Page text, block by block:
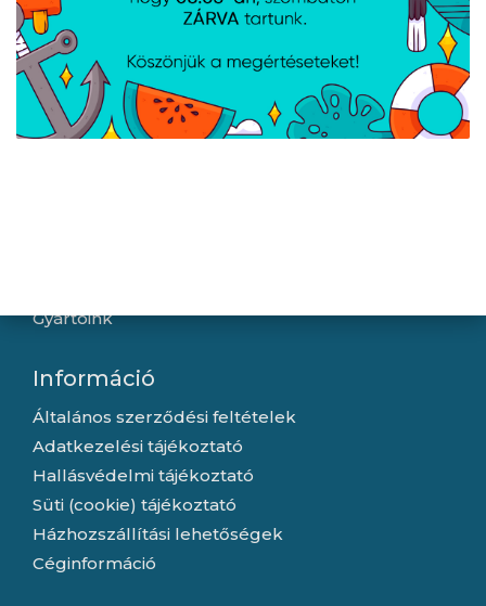
Baseus BA07 USB
Bluetooth adapter,
fekete
Gyártóink
Információ
Általános szerződési feltételek
Adatkezelési tájékoztató
Hallásvédelmi tájékoztató
Süti (cookie) tájékoztató
Házhozszállítási lehetőségek
Céginformáció